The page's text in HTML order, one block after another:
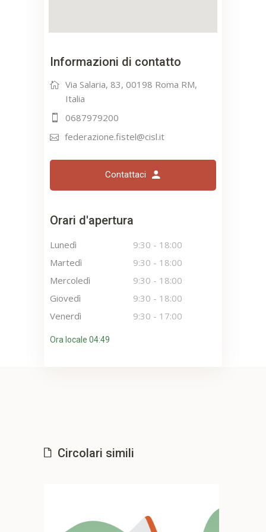
Informazioni di contatto
Via Salaria, 83, 00198 Roma RM,
Italia
0687979200
federazione.fistel@cisl.it
Contattaci
Orari d'apertura
Lunedì 9:30 - 18:00
Martedì
9:30 - 18:00
Mercoledì
9:30 - 18:00
Giovedì
9:30 - 18:00
Venerdì
9:30 - 17:00
Ora locale 04:49
Circolari simili